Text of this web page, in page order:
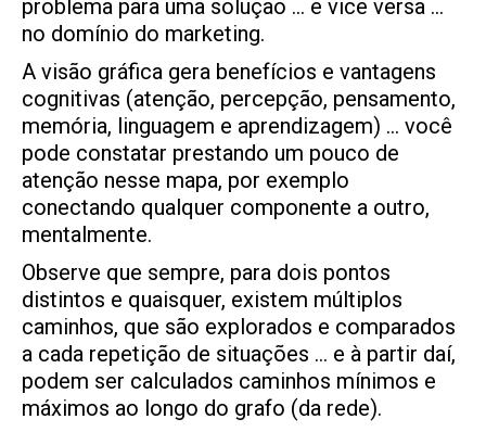
problema para uma solução … e vice versa …
no domínio do marketing.
A visão gráfica gera benefícios e vantagens
cognitivas (atenção, percepção, pensamento,
memória, linguagem e aprendizagem) … você
pode constatar prestando um pouco de
atenção nesse mapa, por exemplo
conectando qualquer componente a outro,
mentalmente.
Observe que sempre, para dois pontos
distintos e quaisquer, existem múltiplos
caminhos, que são explorados e comparados
a cada repetição de situações … e à partir daí,
podem ser calculados caminhos mínimos e
máximos ao longo do grafo (da rede).